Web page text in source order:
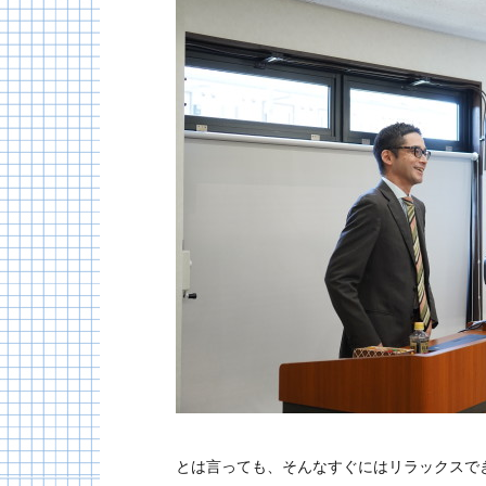
とは言っても、そんなすぐにはリラックスで